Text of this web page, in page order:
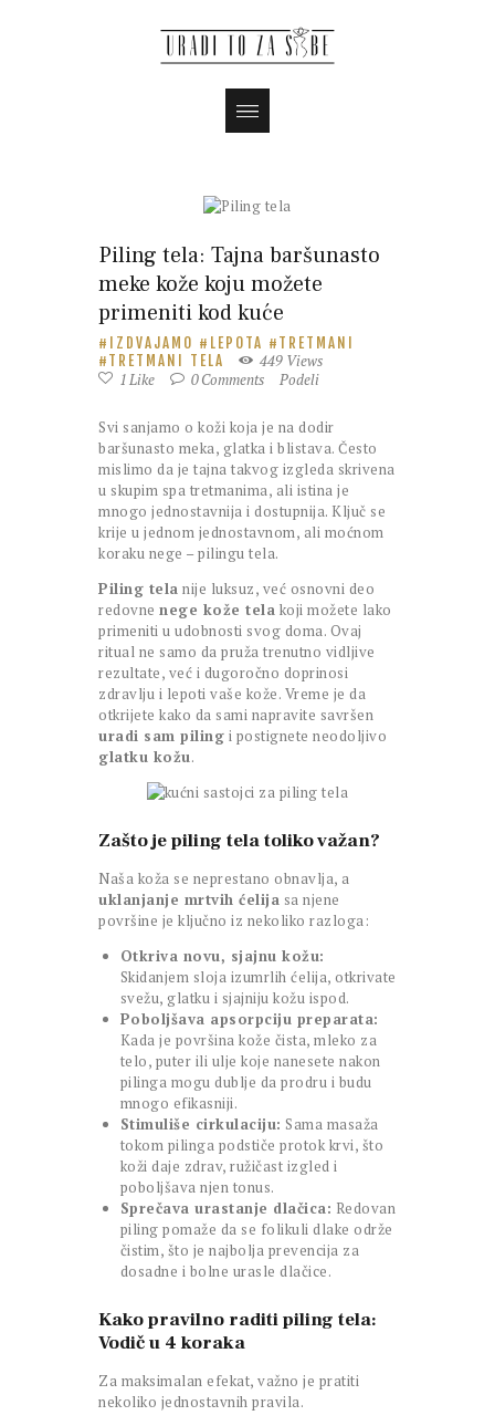
Piling tela: Tajna baršunasto
meke kože koju možete
primeniti kod kuće
IZDVAJAMO LEPOTA
TRETMANI
TRETMANI TELA
449 Views
1Like 0Comments Podeli
Svi sanjamo o koži koja je na dodir
baršunasto meka, glatka i blistava. Često
mislimo da je tajna takvog izgleda skrivena
u skupim spa tretmanima, ali istina je
mnogo jednostavnija i dostupnija. Ključ se
krije u jednom jednostavnom, ali moćnom
koraku nege – pilingu tela.
Piling tela nije luksuz, već osnovni deo
redovne nege kože tela koji možete lako
primeniti u udobnosti svog doma. Ovaj
ritual ne samo da pruža trenutno vidljive
rezultate, već i dugoročno doprinosi
zdravlju i lepoti vaše kože. Vreme je da
otkrijete kako da sami napravite savršen
uradi sam piling i postignete neodoljivo
glatku kožu.
Zašto je piling tela toliko važan?
Naša koža se neprestano obnavlja, a
uklanjanje mrtvih ćelija sa njene
površine je ključno iz nekoliko razloga:
Otkriva novu, sjajnu kožu:
Skidanjem sloja izumrlih ćelija, otkrivate
svežu, glatku i sjajniju kožu ispod.
Poboljšava apsorpciju preparata:
Kada je površina kože čista, mleko za
telo, puter ili ulje koje nanesete nakon
pilinga mogu dublje da prodru i budu
mnogo efikasniji.
Stimuliše cirkulaciju: Sama masaža
tokom pilinga podstiče protok krvi, što
koži daje zdrav, ružičast izgled i
poboljšava njen tonus.
Sprečava urastanje dlačica: Redovan
piling pomaže da se folikuli dlake održe
čistim, što je najbolja prevencija za
dosadne i bolne urasle dlačice.
Kako pravilno raditi piling tela:
Vodič u 4 koraka
Za maksimalan efekat, važno je pratiti
nekoliko jednostavnih pravila.